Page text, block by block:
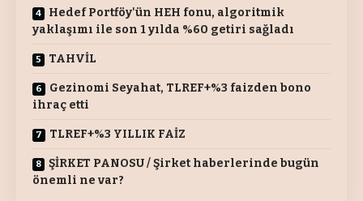
Hedef Portföy'ün HEH fonu, algoritmik
yaklaşımı ile son 1 yılda %60 getiri sağladı
TAHVİL
Gezinomi Seyahat, TLREF+%3 faizden bono
ihraç etti
TLREF+%3 YILLIK FAİZ
ŞİRKET PANOSU / Şirket haberlerinde bugün
önemli ne var?